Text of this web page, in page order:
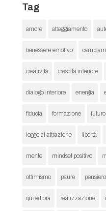
Tag
amore atteggiamento
benessere emotivo
creatività crescita interiore
dialogo interiore energia
fiducia formazione futuro
legge di attrazione libertà
mente mindset positivo
ottimismo paure
qui ed ora realizzazione